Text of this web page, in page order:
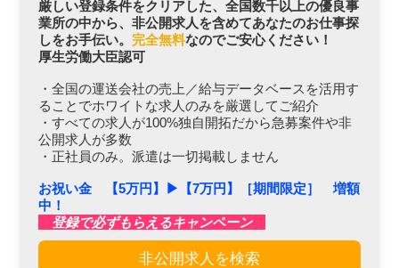
厳しい登録条件をクリアした、全国数千以上の優良事
業所の中から、非公開求人を含めてあなたのお仕事探
しをお手伝い。 完全無料なのでご安心ください！
厚生労働大臣認可
・全国の運送会社の売上／給与データベースを活用す
ることでホワイトな求人のみを厳選してご紹介
・すべての求人が100%独自開拓だから急募案件や非
公開求人が多数
・正社員のみ。派遣は一切掲載しません
お祝い金 【5万円】▶︎【7万円】［期間限定］ 増額
中！
登録で必ずもらえるキャンペーン
非公開求人を検索